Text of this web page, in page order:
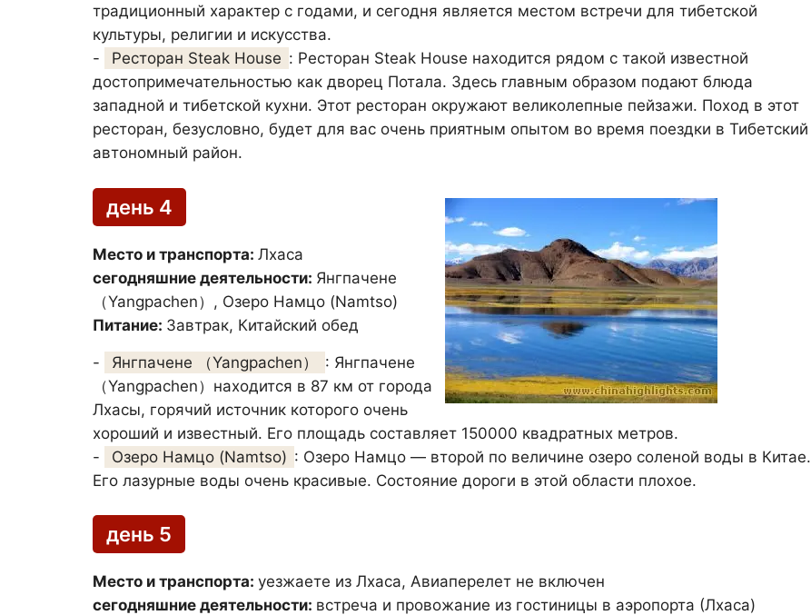
традиционный характер с годами, и сегодня является местом встречи для тибетской
культуры, религии и искусства.
-
Ресторан Steak House : Ресторан Steak House находится рядом с такой известной
достопримечательностью как дворец Потала. Здесь главным образом подают блюда
западной и тибетской кухни. Этот ресторан окружают великолепные пейзажи. Поход в этот
ресторан, безусловно, будет для вас очень приятным опытом во время поездки в Тибетский
автономный район.
день 4
Место и транспорта: Лхаса
сегодняшние деятельности: Янгпачене
（Yangpachen）, Озеро Намцо (Namtso)
Питание: Завтрак, Китайский обед
- Янгпачене （Yangpachen）
: Янгпачене
（Yangpachen）находится в 87 км от города
Лхасы, горячий источник которого очень
хороший и известный. Его площадь составляет 150000 квадратных метров.
-
Озеро Намцо (Namtso) : Озеро Намцо — второй по величине озеро соленой воды в Китае.
Его лазурные воды очень красивые. Состояние дороги в этой области плохое.
день 5
Место и транспорта: уезжаете из Лхаса, Авиаперелет не включен
сегодняшние деятельности: встреча и провожание из гостиницы в аэропорта (Лхаса)